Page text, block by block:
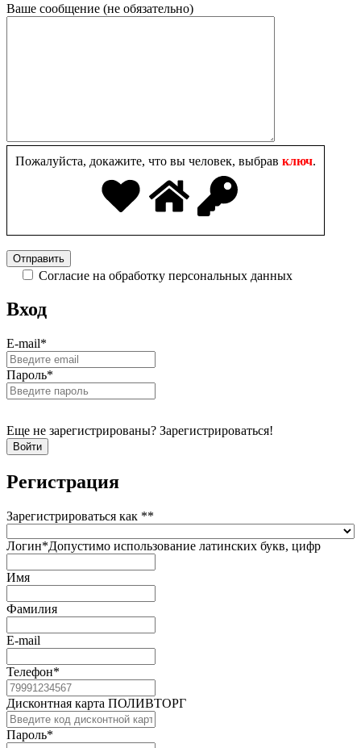
Ваше сообщение (не обязательно)
Пожалуйста, докажите, что вы человек, выбрав ключ.
Согласие на обработку персональных данных
Вход
E-mail*
Пароль*
Еще не зарегистрированы? Зарегистрироваться!
Регистрация
Зарегистрироваться как **
Логин*Допустимо использование латинских букв, цифр
Имя
Фамилия
E-mail
Телефон*
Дисконтная карта ПОЛИВТОРГ
Пароль*